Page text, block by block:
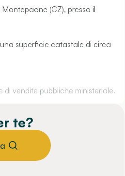
(CZ), presso il
superficie catastale di circa
vendite pubbliche ministeriale.
te?